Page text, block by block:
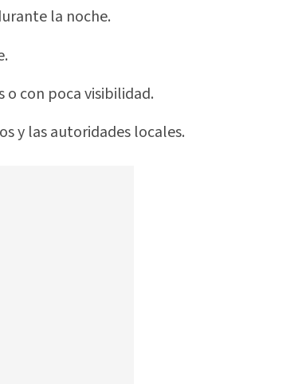
la noche.
o con poca visibilidad.
y las autoridades locales.